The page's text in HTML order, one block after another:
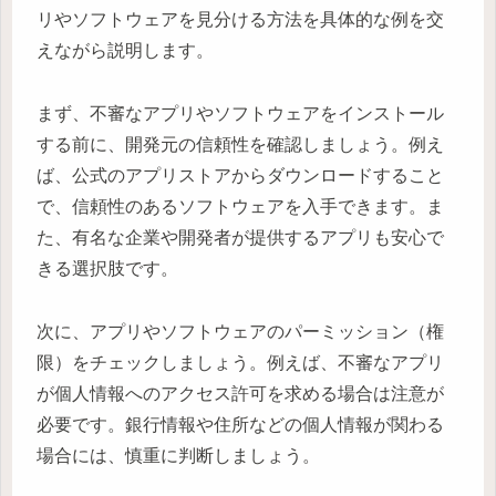
リやソフトウェアを見分ける方法を具体的な例を交
えながら説明します。
まず、不審なアプリやソフトウェアをインストール
する前に、開発元の信頼性を確認しましょう。例え
ば、公式のアプリストアからダウンロードすること
で、信頼性のあるソフトウェアを入手できます。ま
た、有名な企業や開発者が提供するアプリも安心で
きる選択肢です。
次に、アプリやソフトウェアのパーミッション（権
限）をチェックしましょう。例えば、不審なアプリ
が個人情報へのアクセス許可を求める場合は注意が
必要です。銀行情報や住所などの個人情報が関わる
場合には、慎重に判断しましょう。